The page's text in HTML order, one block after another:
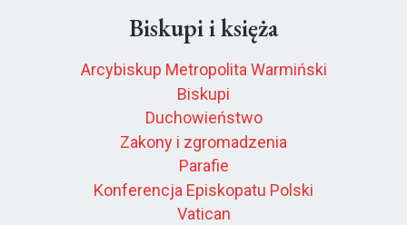
Biskupi i księża
Arcybiskup Metropolita Warmiński
Biskupi
Duchowieństwo
Zakony i zgromadzenia
Parafie
Konferencja Episkopatu Polski
Vatican